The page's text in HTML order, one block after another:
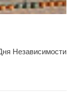
Независимости